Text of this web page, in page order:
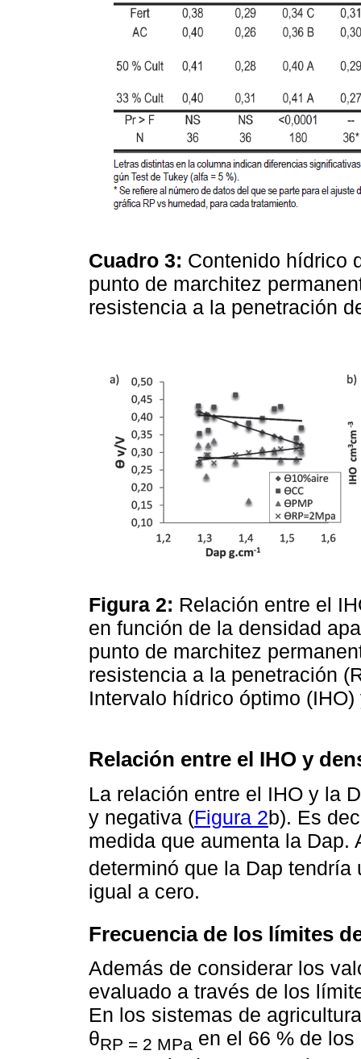
Cuadro 3: Contenido hídrico
punto de marchitez
resistencia a la penetración
Figura 2: Relación entre el
en función de la densidad
punto de marchitez
resistencia a la penetración
Intervalo hídrico óptimo
Relación entre el IHO y
La relación entre el IHO y la
y negativa (Figura 2b). Es
medida que aumenta la Dap.
determinó que la Dap tendría
igual a cero.
Frecuencia de los límites
Además de considerar los
evaluado a través de los
En los sistemas de
θRP = 2 MPa en el 66 % de